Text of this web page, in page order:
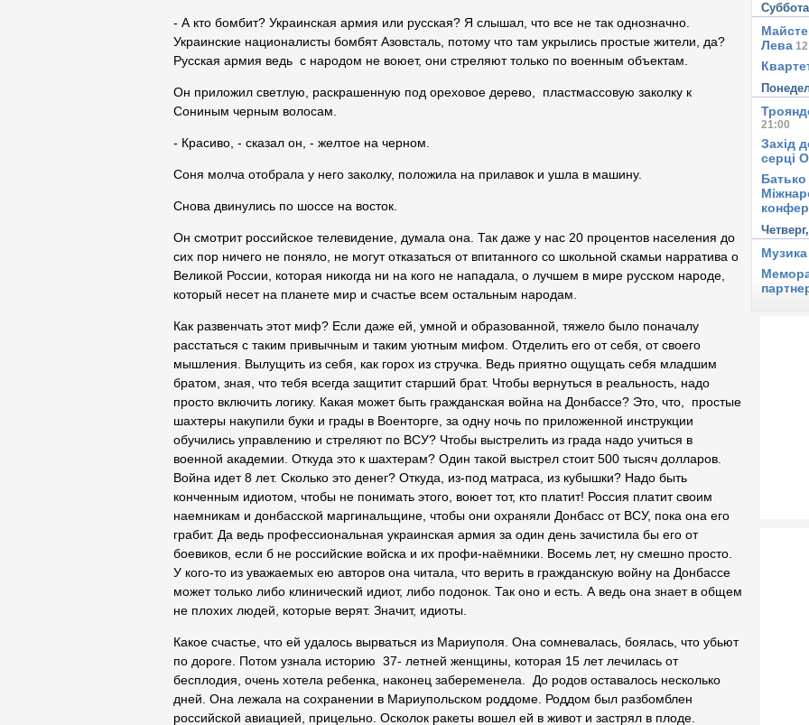
- А кто бомбит? Украинская армия или русская? Я слышал, что все не так однозначно.
Украинские националисты бомбят Азовсталь, потому что там укрылись простые жители, да?
Русская армия ведь с народом не воюет, они стреляют только по военным объектам.
Он приложил светлую, раскрашенную под ореховое дерево, пластмассовую заколку к
Сониным черным волосам.
- Красиво, - сказал он, - желтое на черном.
Соня молча отобрала у него заколку, положила на прилавок и ушла в машину.
Снова двинулись по шоссе на восток.
Он смотрит российское телевидение, думала она. Так даже у нас 20 процентов населения до
сих пор ничего не поняло, не могут отказаться от впитанного со школьной скамьи нарратива о
Великой России, которая никогда ни на кого не нападала, о лучшем в мире русском народе,
который несет на планете мир и счастье всем остальным народам.
Как развенчать этот миф? Если даже ей, умной и образованной, тяжело было поначалу
расстаться с таким привычным и таким уютным мифом. Отделить его от себя, от своего
мышления. Вылущить из себя, как горох из стручка. Ведь приятно ощущать себя младшим
братом, зная, что тебя всегда защитит старший брат. Чтобы вернуться в реальность, надо
просто включить логику. Какая может быть гражданская война на Донбассе? Это, что, простые
шахтеры накупили буки и грады в Военторге, за одну ночь по приложенной инструкции
обучились управлению и стреляют по ВСУ? Чтобы выстрелить из града надо учиться в
военной академии. Откуда это к шахтерам? Один такой выстрел стоит 500 тысяч долларов.
Война идет 8 лет. Сколько это денег? Откуда, из-под матраса, из кубышки? Надо быть
конченным идиотом, чтобы не понимать этого, воюет тот, кто платит! Россия платит своим
наемникам и донбасской маргинальщине, чтобы они охраняли Донбасс от ВСУ, пока она его
грабит. Да ведь профессиональная украинская армия за один день зачистила бы его от
боевиков, если б не российские войска и их профи-наёмники. Восемь лет, ну смешно просто.
У кого-то из уважаемых ею авторов она читала, что верить в гражданскую войну на Донбассе
может только либо клинический идиот, либо подонок. Так оно и есть. А ведь она знает в общем
не плохих людей, которые верят. Значит, идиоты.
Какое счастье, что ей удалось вырваться из Мариуполя. Она сомневалась, боялась, что убьют
по дороге. Потом узнала историю 37- летней женщины, которая 15 лет лечилась от
бесплодия, очень хотела ребенка, наконец забеременела. До родов оставалось несколько
дней. Она лежала на сохранении в Мариупольском роддоме. Роддом был разбомблен
российской авиацией, прицельно. Осколок ракеты вошел ей в живот и застрял в плоде.
Лева
21:00
Захід
серці
Четверг,